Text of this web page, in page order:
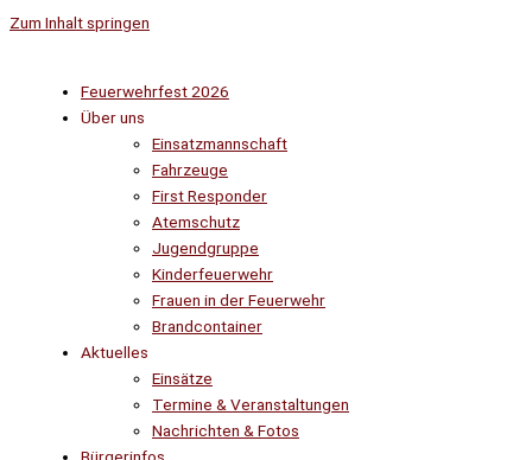
Zum Inhalt springen
Feuerwehrfest 2026
Über uns
Einsatzmannschaft
Fahrzeuge
First Responder
Atemschutz
Jugendgruppe
Kinderfeuerwehr
Frauen in der Feuerwehr
Brandcontainer
Aktuelles
Einsätze
Termine & Veranstaltungen
Nachrichten & Fotos
Bürgerinfos